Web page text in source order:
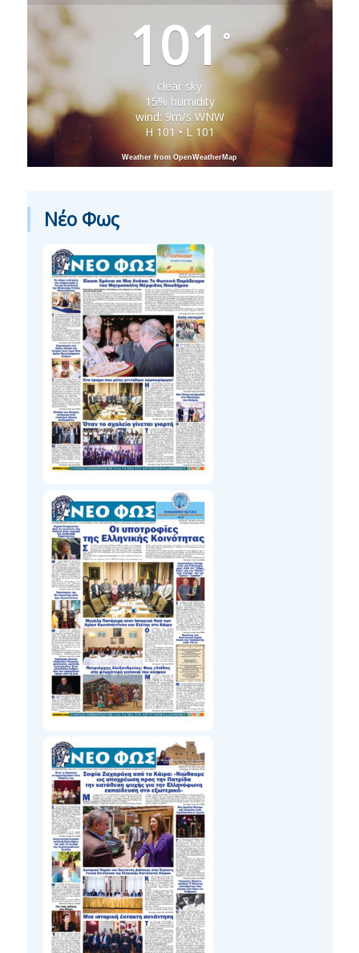
101°
clear sky
15% humidity
wind: 9m/s WNW
H 101 • L 101
Weather from OpenWeatherMap
Νέο Φως